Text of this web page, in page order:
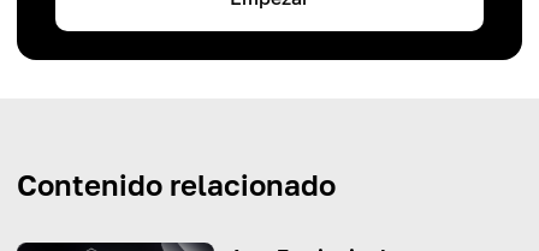
Contenido relacionado